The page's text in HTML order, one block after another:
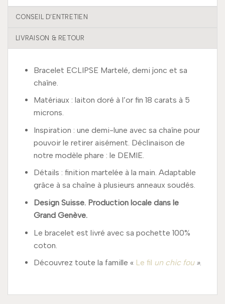
CONSEIL D’ENTRETIEN
LIVRAISON & RETOUR
Bracelet ECLIPSE Martelé, demi jonc et sa
chaîne.
Matériaux : laiton doré à l’or fin 18 carats à 5
microns.
Inspiration : une demi-lune avec sa chaîne pour
pouvoir le retirer aisément. Déclinaison de
notre modèle phare : le DEMIE.
Détails : finition martelée à la main. Adaptable
grâce à sa chaîne à plusieurs anneaux soudés.
Design Suisse. Production locale dans le
Grand Genève.
Le bracelet est livré avec sa pochette 100%
coton.
Découvrez toute la famille « Le fil un chic fou».